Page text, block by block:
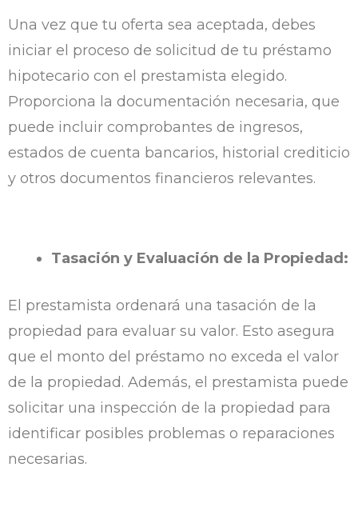
Una vez que tu oferta sea aceptada, debes
iniciar el proceso de solicitud de tu préstamo
hipotecario con el prestamista elegido.
Proporciona la documentación necesaria, que
puede incluir comprobantes de ingresos,
estados de cuenta bancarios, historial crediticio
y otros documentos financieros relevantes.
Tasación y Evaluación de la Propiedad:
El prestamista ordenará una tasación de la
propiedad para evaluar su valor. Esto asegura
que el monto del préstamo no exceda el valor
de la propiedad. Además, el prestamista puede
solicitar una inspección de la propiedad para
identificar posibles problemas o reparaciones
necesarias.